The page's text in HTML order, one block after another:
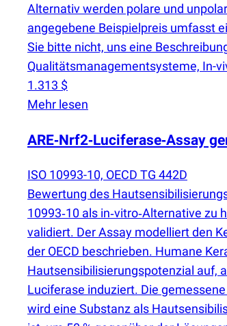
Alternativ werden polare und
angegebene Beispielpreis umfasst
Sie bitte nicht, uns eine
Qualitätsmanagementsysteme, In-
1.313 $
Mehr lesen
ARE‑Nrf2‑Luciferase‑Assay
ISO 10993-10, OECD TG 442D
Bewertung des
10993‑10 als in‑vitro‑Alternative
validiert. Der Assay modelliert den
der OECD beschrieben. Humane
Hautsensibilisierungspotenzial auf,
Luciferase induziert. Die
wird eine Substanz als